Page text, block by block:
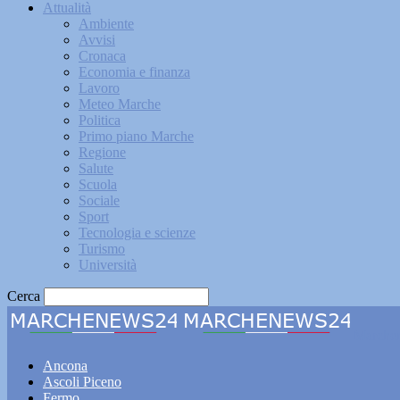
Attualità
Ambiente
Avvisi
Cronaca
Economia e finanza
Lavoro
Meteo Marche
Politica
Primo piano Marche
Regione
Salute
Scuola
Sociale
Sport
Tecnologia e scienze
Turismo
Università
Cerca
Ancona
Ascoli Piceno